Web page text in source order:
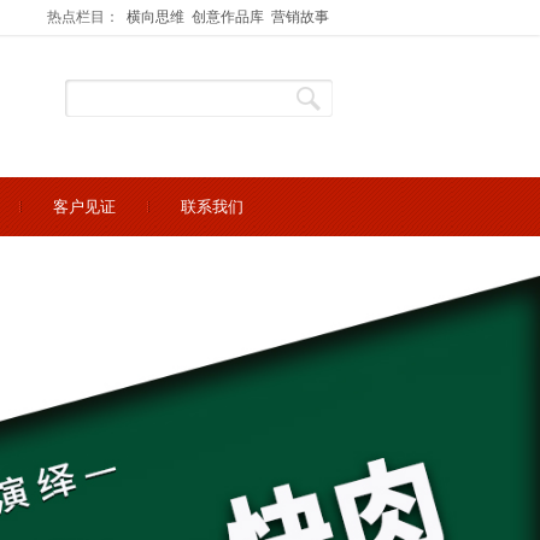
热点栏目： 横向思维 创意作品库 营销故事
客户见证 联系我们